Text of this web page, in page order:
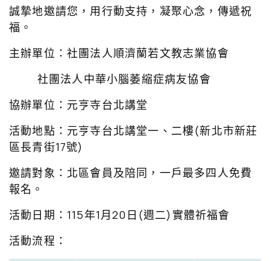
誠摯地邀請您，用行動支持，凝聚心念，傳遞祝
福。
主辦單位：社團法人順濟蘭若文教志業協會
社團法人中華小腦萎縮症病友協會
協辦單位：元亨寺台北講堂
活動地點：元亨寺台北講堂一、二樓(新北市新莊
區長青街17號)
邀請對象：北區會員及陪同，一戶最多四人免費
報名。
活動日期：115年1月20日(週二)實體祈福會
活動流程：